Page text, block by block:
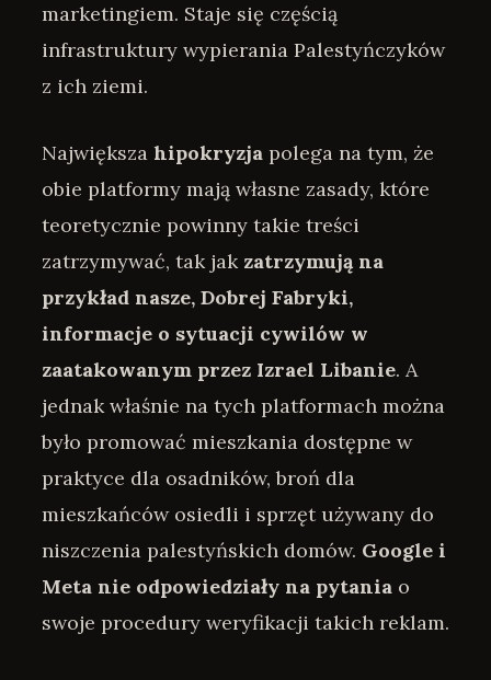
marketingiem. Staje się częścią
infrastruktury wypierania Palestyńczyków
z ich ziemi.
Największa hipokryzja polega na tym, że
obie platformy mają własne zasady, które
teoretycznie powinny takie treści
zatrzymywać, tak jakzatrzymują na
przykład nasze, Dobrej Fabryki,
informacje o sytuacji cywilów w
zaatakowanym przez Izrael Libanie. A
jednak właśnie na tych platformach można
było promować mieszkania dostępne w
praktyce dla osadników, broń dla
mieszkańców osiedli i sprzęt używany do
niszczenia palestyńskich domów. Google i
Meta nie odpowiedziały na pytania o
swoje procedury weryfikacji takich reklam.